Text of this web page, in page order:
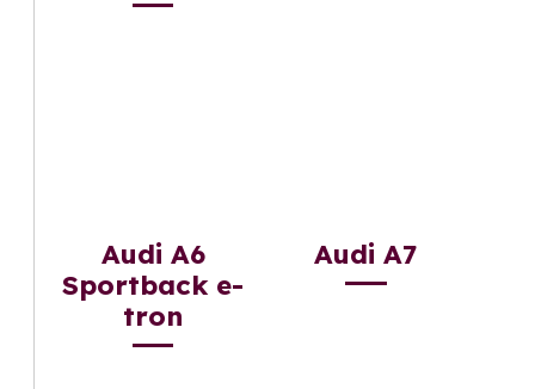
Audi A6
Sportback e-
tron
Audi A7